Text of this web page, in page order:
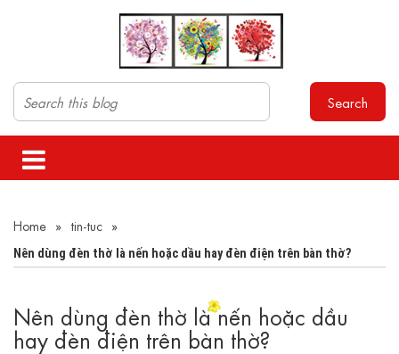
Search
Home » tin-tuc »
Nên dùng đèn thờ là nến hoặc dầu hay đèn điện trên bàn thờ?
Nên dùng đèn thờ là nến hoặc dầu
hay đèn điện trên bàn thờ?